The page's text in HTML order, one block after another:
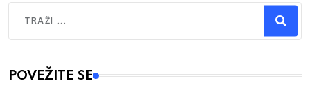
Type 2 or more characters for results.
POVEŽITE SE